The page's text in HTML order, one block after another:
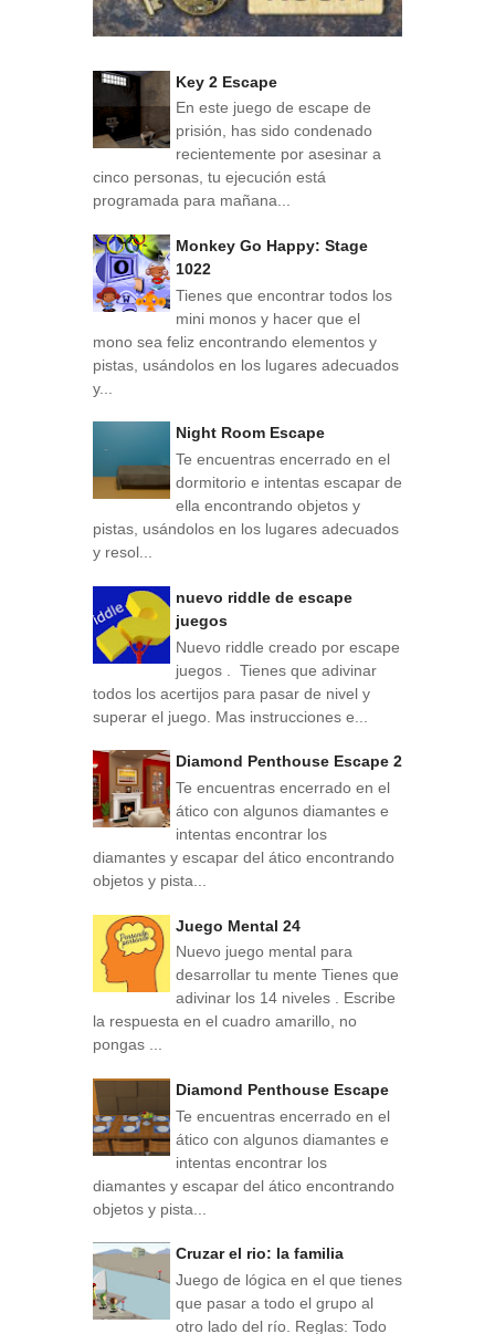
Key 2 Escape
En este juego de escape de
prisión, has sido condenado
recientemente por asesinar a
cinco personas, tu ejecución está
programada para mañana...
Monkey Go Happy: Stage
1022
Tienes que encontrar todos los
mini monos y hacer que el
mono sea feliz encontrando elementos y
pistas, usándolos en los lugares adecuados
y...
Night Room Escape
Te encuentras encerrado en el
dormitorio e intentas escapar de
ella encontrando objetos y
pistas, usándolos en los lugares adecuados
y resol...
nuevo riddle de escape
juegos
Nuevo riddle creado por escape
juegos . Tienes que adivinar
todos los acertijos para pasar de nivel y
superar el juego. Mas instrucciones e...
Diamond Penthouse Escape 2
Te encuentras encerrado en el
ático con algunos diamantes e
intentas encontrar los
diamantes y escapar del ático encontrando
objetos y pista...
Juego Mental 24
Nuevo juego mental para
desarrollar tu mente Tienes que
adivinar los 14 niveles . Escribe
la respuesta en el cuadro amarillo, no
pongas ...
Diamond Penthouse Escape
Te encuentras encerrado en el
ático con algunos diamantes e
intentas encontrar los
diamantes y escapar del ático encontrando
objetos y pista...
Cruzar el rio: la familia
Juego de lógica en el que tienes
que pasar a todo el grupo al
otro lado del río. Reglas: Todo